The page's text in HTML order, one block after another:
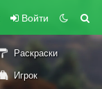
Войти
Раскраски
Игрок